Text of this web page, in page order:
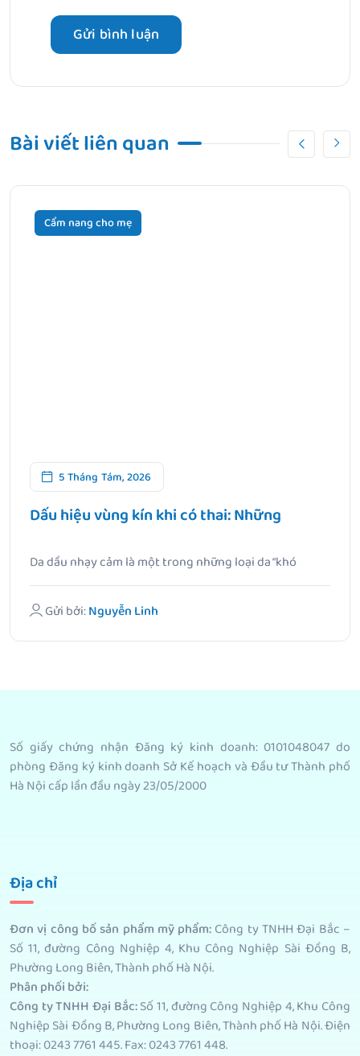
Bài viết liên quan
Cẩm nang cho mẹ
5 Tháng Tám, 2026
Dấu hiệu vùng kín khi có thai: Những
Da dầu nhạy cảm là một trong những loại da “khó
chiều”.
Gửi bởi:Nguyễn Linh
Số giấy chứng nhận Đăng ký kinh doanh: 0101048047 do
phòng Đăng ký kinh doanh Sở Kế hoạch và Đầu tư Thành phố
Hà Nội cấp lần đầu ngày 23/05/2000
Địa chỉ
Đơn vị công bố sản phẩm mỹ phẩm: Công ty TNHH Đại Bắc –
Số 11, đường Công Nghiệp 4, Khu Công Nghiệp Sài Đồng B,
Phường Long Biên, Thành phố Hà Nội.
Phân phối bởi:
Công ty TNHH Đại Bắc:Số 11, đường Công Nghiệp 4, Khu Công
Nghiệp Sài Đồng B, Phường Long Biên, Thành phố Hà Nội. Điện
thoại: 0243 7761 445. Fax: 0243 7761 448.